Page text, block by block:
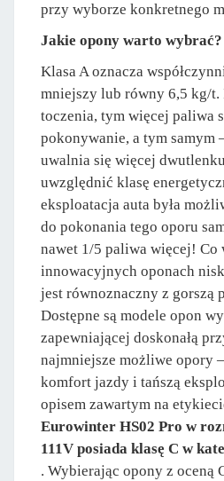
przy wyborze konkretnego
Jakie opony warto wybrać?
Klasa A oznacza
mniejszy lub równy 6,5 kg/
toczenia, tym więcej paliwa
pokonywanie, a tym samym
uwalnia się więcej
uwzględnić klasę
eksploatacja auta była
do pokonania tego oporu
nawet 1/5 paliwa więcej! Co
innowacyjnych oponach
jest równoznaczny z gorszą
Dostępne są modele opon
zapewniającej doskonałą
najmniejsze możliwe opory
komfort jazdy i tańszą
opisem zawartym na
Eurowinter HS02 Pro w
111V posiada klasę C w
. Wybierając opony z oceną